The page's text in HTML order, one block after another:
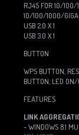
RJ45 FOR 10/100/
10/100/1000/
USB 2.0 X 1
USB 3.0 X 1
BUTTON
WPS BUTTON,
BUTTON, LED
FEATURES
LINK
- WINDOWS 8.1